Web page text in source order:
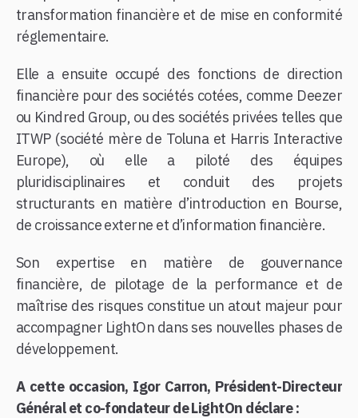
transformation financière et de mise en conformité
réglementaire.
Elle a ensuite occupé des fonctions de direction
financière pour des sociétés cotées, comme Deezer
ou Kindred Group, ou des sociétés privées telles que
ITWP (société mère de Toluna et Harris Interactive
Europe), où elle a piloté des équipes
pluridisciplinaires et conduit des projets
structurants en matière d’introduction en Bourse,
de croissance externe et d’information financière.
Son expertise en matière de gouvernance
financière, de pilotage de la performance et de
maîtrise des risques constitue un atout majeur pour
accompagner LightOn dans ses nouvelles phases de
développement.
A cette occasion, Igor Carron, Président-Directeur
Général et co-fondateur de LightOn déclare :